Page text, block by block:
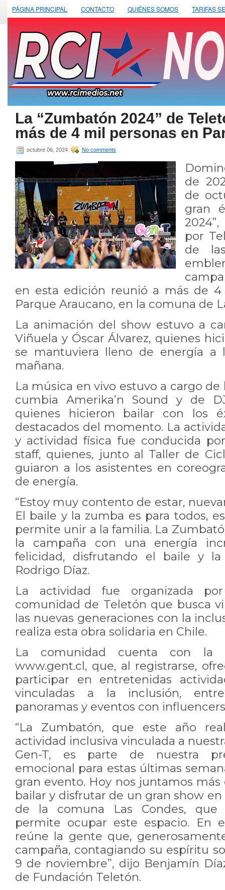
PÁGINA PRINCIPAL CONTACTO QUIÉNES SOMOS TARIFAS
La “Zumbatón 2024” de
más de 4 mil personas en
octubre 06, 2024 No comments
de
de
gran
por
de
en esta edición reunió a más de
Parque Araucano, en la comuna de
La animación del show estuvo a
Viñuela y Óscar Álvarez, quienes
se mantuviera lleno de energía
mañana.
La música en vivo estuvo a cargo
cumbia Amerika’n Sound y de
quienes hicieron bailar con los
destacados del momento. La
y actividad física fue conducida
staff, quienes, junto al Taller de
guiaron a los asistentes en
de energía.
“Estoy muy contento de estar,
El baile y la zumba es para todos,
permite unir a la familia. La
la campaña con una energía
felicidad, disfrutando el baile y la
Rodrigo Díaz.
La actividad fue organizada
comunidad de Teletón que busca
las nuevas generaciones con la
realiza esta obra solidaria en Chile.
La comunidad cuenta con la
www.gent.cl, que, al registrarse,
participar en entretenidas
vinculadas a la inclusión,
panoramas y eventos con
“La Zumbatón, que este año
actividad inclusiva vinculada a
Gen-T, es parte de nuestra
emocional para estas últimas
gran evento. Hoy nos juntamos
bailar y disfrutar de un gran show
de la comuna Las Condes, que
permite ocupar este espacio. En
reúne la gente que,
campaña, contagiando su espíritu
9 de noviembre”, dijo Benjamín
de Fundación Teletón.